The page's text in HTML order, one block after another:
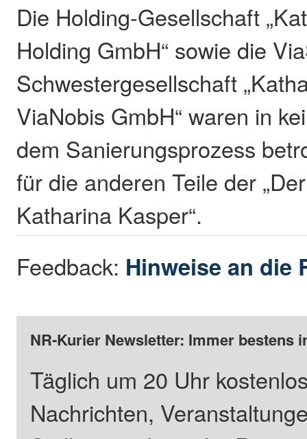
Die Holding-Gesellschaft
Holding GmbH“ sowie die
Schwestergesellschaft
ViaNobis GmbH“ waren in
dem Sanierungsprozess
für die anderen Teile der
Katharina Kasper“.
Feedback: Hinweise an die
NR-Kurier Newsletter: Immer bestens
Täglich um 20 Uhr
Nachrichten,